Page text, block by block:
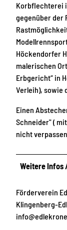
Korbflechterei
gegenüber der
Höckendorfer
malerischen
Erbgericht“ in
Verleih), sowie
Einen
Schneider" (
nicht
Weitere Infos
Förderverein
Klingenberg-